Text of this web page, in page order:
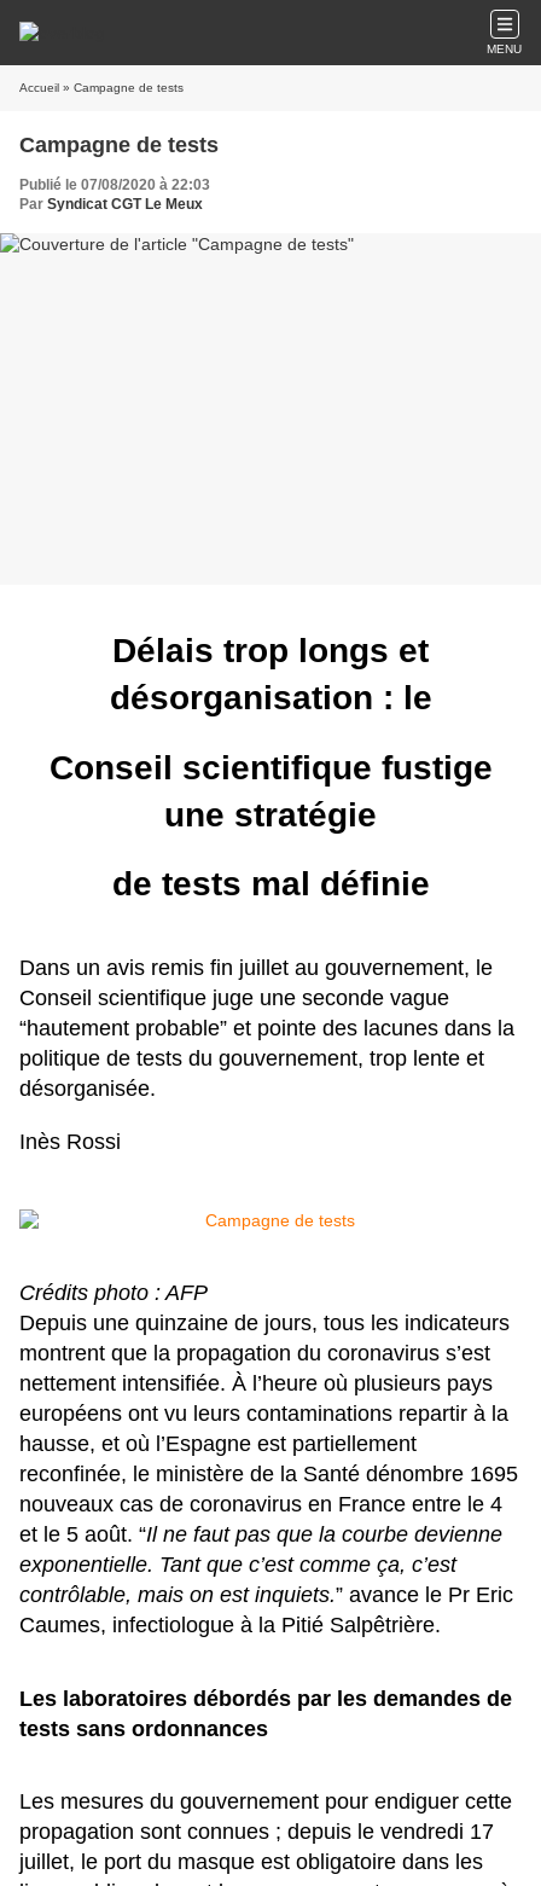
MENU
Accueil » Campagne de tests
Campagne de tests
Publié le 07/08/2020 à 22:03
Par Syndicat CGT Le Meux
Délais trop longs et
désorganisation : le
Conseil scientifique fustige
une stratégie
de tests mal définie
Dans un avis remis fin juillet au gouvernement, le
Conseil scientifique juge une seconde vague
“hautement probable” et pointe des lacunes dans la
politique de tests du gouvernement, trop lente et
désorganisée.
Inès Rossi
Crédits photo : AFP
Depuis une quinzaine de jours, tous les indicateurs
montrent que la propagation du coronavirus s’est
nettement intensifiée. À l’heure où plusieurs pays
européens ont vu leurs contaminations repartir à la
hausse, et où l’Espagne est partiellement
reconfinée, le ministère de la Santé dénombre 1695
nouveaux cas de coronavirus en France entre le 4
et le 5 août. “Il ne faut pas que la courbe devienne
exponentielle. Tant que c’est comme ça, c’est
contrôlable, mais on est inquiets.” avance le Pr Eric
Caumes, infectiologue à la Pitié Salpêtrière.
Les laboratoires débordés par les demandes de
tests sans ordonnances
Les mesures du gouvernement pour endiguer cette
propagation sont connues ; depuis le vendredi 17
juillet, le port du masque est obligatoire dans les